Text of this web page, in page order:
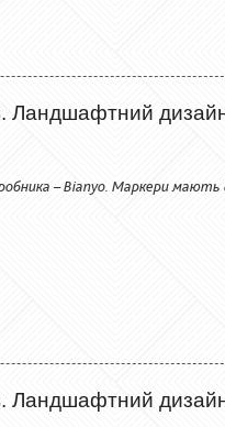
Ландшафтний
– Bianyo. Маркери
Ландшафтний